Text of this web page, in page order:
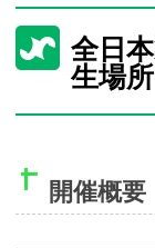
全日
生場所
開催概要